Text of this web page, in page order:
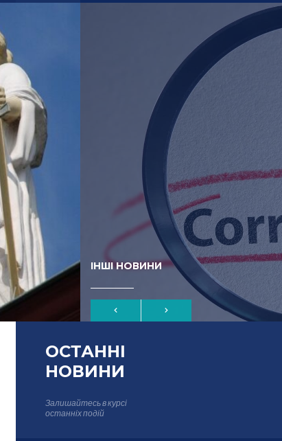
ІНШІ НОВИНИ
ОСТАННІ
НОВИНИ
Залишайтесь в курсі
останніх подій